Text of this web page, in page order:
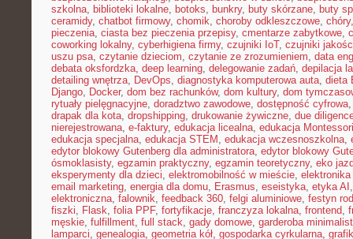
szkolna, biblioteki lokalne, botoks, bunkry, buty skórzane, buty
ceramidy, chatbot firmowy, chomik, choroby odkleszczowe, chóry
pieczenia, ciasta bez pieczenia przepisy, cmentarze zabytkowe,
coworking lokalny, cyberhigiena firmy, czujniki IoT, czujniki
uszu psa, czytanie dzieciom, czytanie ze zrozumieniem, data
debata oksfordzka, deep learning, delegowanie zadań, depilacja
detailing wnętrza, DevOps, diagnostyka komputerowa auta, dieta
Django, Docker, dom bez rachunków, dom kultury, dom
rytuały pielęgnacyjne, doradztwo zawodowe, dostępność cyfrowa
drapak dla kota, dropshipping, drukowanie żywiczne, due
nierejestrowana, e-faktury, edukacja licealna, edukacja Montessori
edukacja specjalna, edukacja STEM , edukacja wczesnoszkolna,
edytor blokowy Gutenberg dla administratora, edytor blokowy
ósmoklasisty, egzamin praktyczny, egzamin teoretyczny, eko
eksperymenty dla dzieci, elektromobilność w mieście, elektronika
email marketing, energia dla domu, Erasmus, eseistyka, etyka AI
elektroniczna, falownik, feedback 360, felgi aluminiowe, festyn
fiszki, Flask, folia PPF, fortyfikacje, franczyza lokalna, frontend,
męskie, fulfillment, full stack, gady domowe, garderoba
lamparci, genealogia, geometria kół, gospodarka cyrkularna,